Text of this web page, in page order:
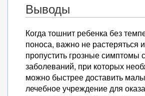
Выводы
Когда тошнит ребенка без
поноса, важно не растеряться
пропустить грозные симптомы
заболеваний, при которых
можно быстрее доставить
лечебное учреждение для